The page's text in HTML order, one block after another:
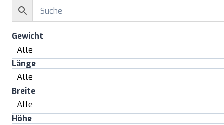
Gewicht
Länge
Breite
Höhe